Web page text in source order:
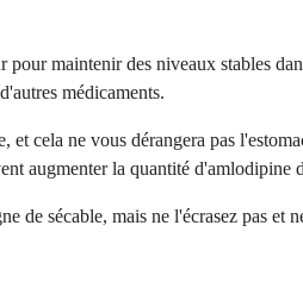
maintenir des niveaux stables
médicaments.
cela ne vous dérangera pas
augmenter la quantité
sécable, mais ne l'écrasez pas